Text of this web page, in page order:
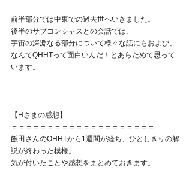
前半部分では中東での過去世へいきました。
後半のサブコンシャスとの会話では、
宇宙の深淵なる部分について様々な話にもおよび、
なんてQHHTって面白いんだ！とあらためて思って
います。
【Hさまの感想】
＝＝＝＝＝＝＝＝＝＝＝＝＝＝＝＝＝＝＝＝
飯田さんのQHHTから1週間が経ち、ひとしきりの解
説が終わった模様。
気が付いたことや感想をまとめておきます。